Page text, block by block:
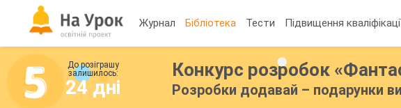
Журнал Бібліотека Тести Підвищення
До розіграшу
залишилось:
24 дні
Конкурс розробок
Розробки додавай – подарунки